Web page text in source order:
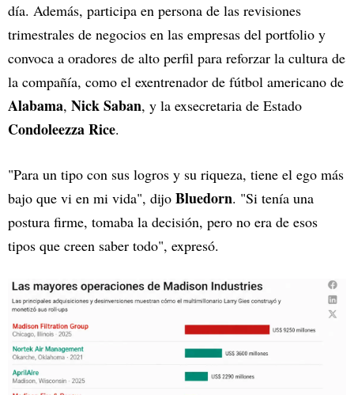
día. Además, participa en persona de las revisiones
trimestrales de negocios en las empresas del portfolio y
convoca a oradores de alto perfil para reforzar la cultura de
la compañía, como el exentrenador de fútbol americano de
Alabama, Nick Saban, y la exsecretaria de Estado
Condoleezza Rice.
"Para un tipo con sus logros y su riqueza, tiene el ego más
bajo que vi en mi vida", dijo Bluedorn. "Si tenía una
postura firme, tomaba la decisión, pero no era de esos
tipos que creen saber todo", expresó.